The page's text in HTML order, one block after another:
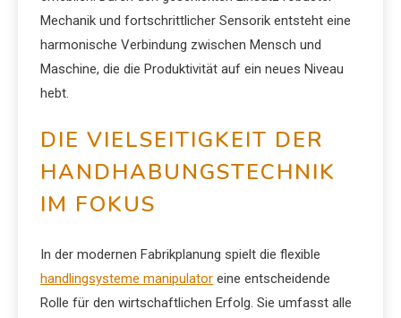
Mechanik und fortschrittlicher Sensorik entsteht eine
harmonische Verbindung zwischen Mensch und
Maschine, die die Produktivität auf ein neues Niveau
hebt.
DIE VIELSEITIGKEIT DER
HANDHABUNGSTECHNIK
IM FOKUS
In der modernen Fabrikplanung spielt die flexible
handlingsysteme manipulator eine entscheidende
Rolle für den wirtschaftlichen Erfolg. Sie umfasst alle